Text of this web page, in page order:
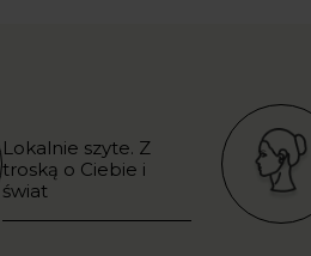
Lokalnie szyte. Z
troską o Ciebie i
świat